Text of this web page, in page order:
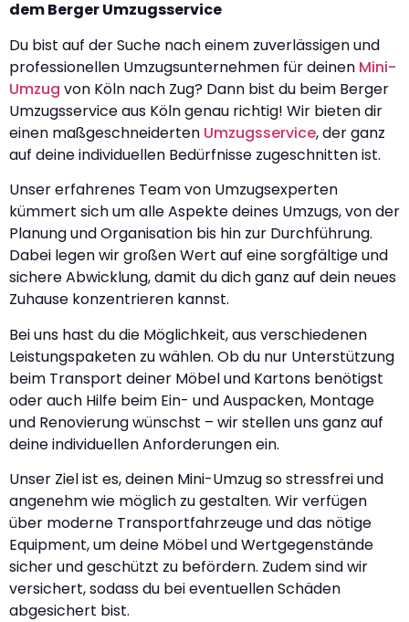
dem Berger Umzugsservice
Du bist auf der Suche nach einem zuverlässigen und
professionellen Umzugsunternehmen für deinen Mini-
Umzug von Köln nach Zug? Dann bist du beim Berger
Umzugsservice aus Köln genau richtig! Wir bieten dir
einen maßgeschneiderten Umzugsservice, der ganz
auf deine individuellen Bedürfnisse zugeschnitten ist.
Unser erfahrenes Team von Umzugsexperten
kümmert sich um alle Aspekte deines Umzugs, von der
Planung und Organisation bis hin zur Durchführung.
Dabei legen wir großen Wert auf eine sorgfältige und
sichere Abwicklung, damit du dich ganz auf dein neues
Zuhause konzentrieren kannst.
Bei uns hast du die Möglichkeit, aus verschiedenen
Leistungspaketen zu wählen. Ob du nur Unterstützung
beim Transport deiner Möbel und Kartons benötigst
oder auch Hilfe beim Ein- und Auspacken, Montage
und Renovierung wünschst – wir stellen uns ganz auf
deine individuellen Anforderungen ein.
Unser Ziel ist es, deinen Mini-Umzug so stressfrei und
angenehm wie möglich zu gestalten. Wir verfügen
über moderne Transportfahrzeuge und das nötige
Equipment, um deine Möbel und Wertgegenstände
sicher und geschützt zu befördern. Zudem sind wir
versichert, sodass du bei eventuellen Schäden
abgesichert bist.